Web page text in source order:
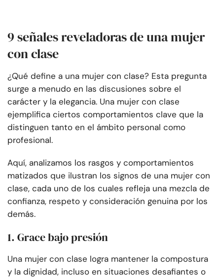
9 señales reveladoras de una mujer
con clase
¿Qué define a una mujer con clase? Esta pregunta
surge a menudo en las discusiones sobre el
carácter y la elegancia. Una mujer con clase
ejemplifica ciertos comportamientos clave que la
distinguen tanto en el ámbito personal como
profesional.
Aquí, analizamos los rasgos y comportamientos
matizados que ilustran los signos de una mujer con
clase, cada uno de los cuales refleja una mezcla de
confianza, respeto y consideración genuina por los
demás.
1. Grace bajo presión
Una mujer con clase logra mantener la compostura
y la dignidad, incluso en situaciones desafiantes o